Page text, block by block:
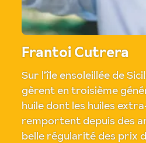
Frantoi Cutrera
Sur l'île ensoleillée de
gèrent en troisième
huile dont les huiles
remportent depuis des
belle régularité des prix